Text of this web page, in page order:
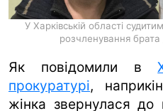
У Харківській області
розчленування
Як повідомили в
прокуратурі,
жінка звернулася до